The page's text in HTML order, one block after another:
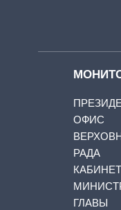
ОФИС
РАДА
КАБИНЕТ
ГЛАВЫ